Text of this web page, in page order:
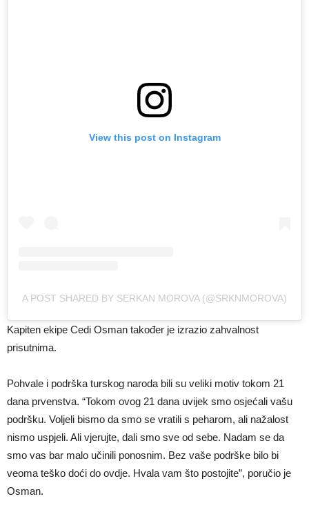
View this post on Instagram
A POST SHARED BY SERKAN MOROVA (@SRKNMOROVA)
Kapiten ekipe Cedi Osman također je izrazio zahvalnost
prisutnima.
Pohvale i podrška turskog naroda bili su veliki motiv tokom 21
dana prvenstva. “Tokom ovog 21 dana uvijek smo osjećali vašu
podršku. Voljeli bismo da smo se vratili s peharom, ali nažalost
nismo uspjeli. Ali vjerujte, dali smo sve od sebe. Nadam se da
smo vas bar malo učinili ponosnim. Bez vaše podrške bilo bi
veoma teško doći do ovdje. Hvala vam što postojite”, poručio je
Osman.